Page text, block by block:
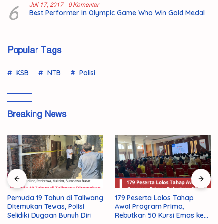
6 Juli 17, 2017 0 Komentar
Best Performer In Olympic Game Who Win Gold Medal
Popular Tags
KSB NTB Polisi
Breaking News
Pemuda 19 Tahun di Taliwang
Ditemukan Tewas, Polisi
Selidiki Dugaan Bunuh Diri
179 Peserta Lolos Tahap
Awal Program Prima,
Rebutkan 50 Kursi Emas ke